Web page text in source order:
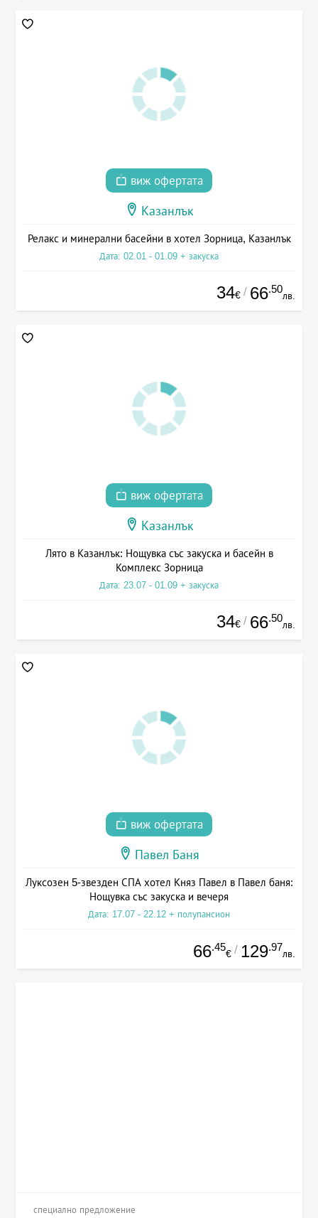
виж офертата
Казанлък
Релакс и минерални басейни в хотел Зорница, Казанлък
Дата: 02.01 - 01.09 + закуска
34€ / 66.50
лв.
виж офертата
Казанлък
Лято в Казанлък: Нощувка със закуска и басейн в
Комплекс Зорница
Дата: 23.07 - 01.09 + закуска
34€ / 66.50
лв.
виж офертата
Павел Баня
Луксозен 5-звезден СПА хотел Княз Павел в Павел баня:
Нощувка със закуска и вечеря
Дата: 17.07 - 22.12 + полупансион
66.45
€ / 129.97
лв.
специално предложение